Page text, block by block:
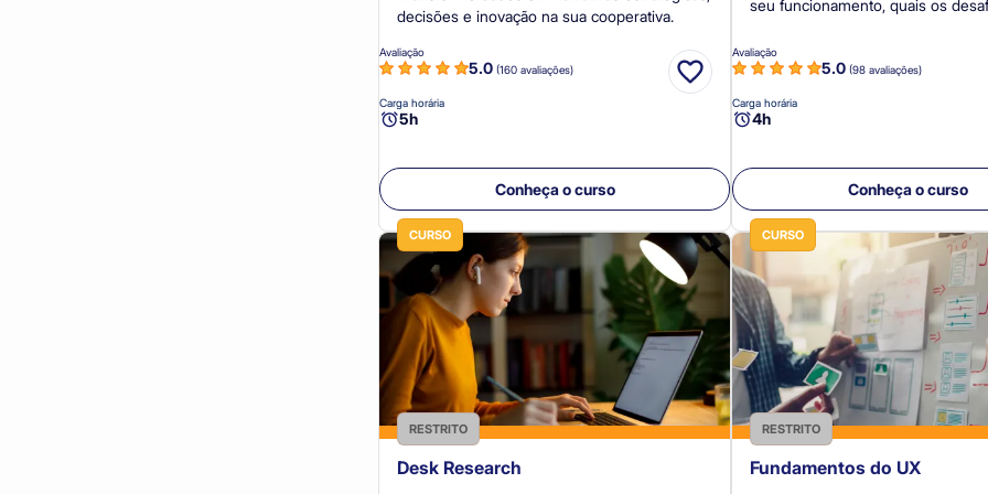
decisões e inovação na sua cooperativa.
Avaliação
5.0 (160 avaliações)
Carga horária
5h
Conheça o curso
seu funcionamento, quais os
Avaliação
5.0 (98 avaliações)
Carga horária
4h
Conheça o curso
CURSO
RESTRITO
Desk Research
CURSO
RESTRITO
Fundamentos do UX